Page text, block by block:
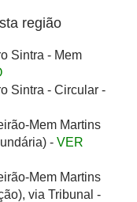
região
Sintra - Mem
Sintra - Circular -
Mem Martins
- VER
Mem Martins
via Tribunal -